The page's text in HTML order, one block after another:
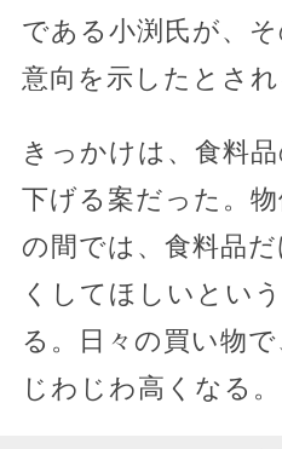
である小渕氏が、
意向を示したとされ
きっかけは、食料
下げる案だった。
の間では、食料品
くしてほしいとい
る。日々の買い物
じわじわ高くなる。